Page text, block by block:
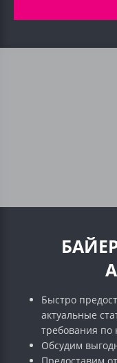
Быстро
актуальные
требования по
Обсудим
Предоставим